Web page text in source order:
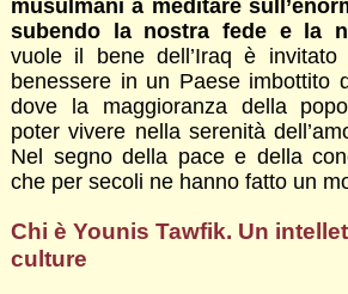
musulmani a meditare
subendo la nostra fede e la
vuole il bene dell’Iraq è
benessere in un Paese imbottito
dove la maggioranza della
poter vivere nella serenità
Nel segno della pace e della
che per secoli ne hanno fatto un
Chi è Younis Tawfik. Un
culture